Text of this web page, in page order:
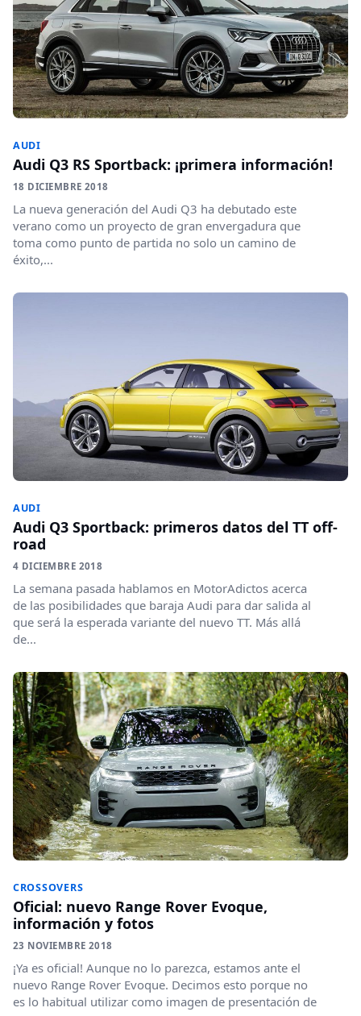
AUDI
Audi Q3 RS Sportback: ¡primera información!
18 DICIEMBRE 2018
La nueva generación del Audi Q3 ha debutado este
verano como un proyecto de gran envergadura que
toma como punto de partida no solo un camino de
éxito,...
AUDI
Audi Q3 Sportback: primeros datos del TT off-
road
4 DICIEMBRE 2018
La semana pasada hablamos en MotorAdictos acerca
de las posibilidades que baraja Audi para dar salida al
que será la esperada variante del nuevo TT. Más allá
de...
CROSSOVERS
Oficial: nuevo Range Rover Evoque,
información y fotos
23 NOVIEMBRE 2018
¡Ya es oficial! Aunque no lo parezca, estamos ante el
nuevo Range Rover Evoque. Decimos esto porque no
es lo habitual utilizar como imagen de presentación de